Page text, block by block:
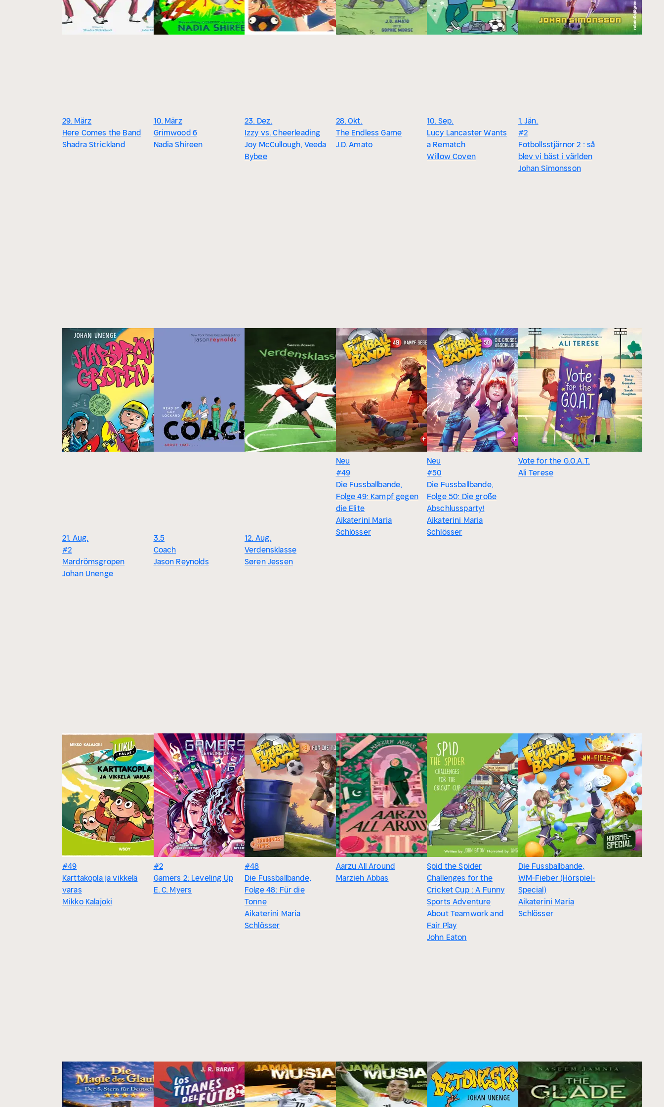
29. März
Here Comes the Band
Shadra Strickland
10. März
Grimwood 6
Nadia Shireen
23. Dez.
Izzy vs. Cheerleading
Joy McCullough, Veeda
Bybee
28. Okt.
The Endless Game
J.D. Amato
10. Sep.
Lucy Lancaster Wants
a Rematch
Willow Coven
1. Jän.
#2
Fotbollsstjärnor 2 : så
blev vi bäst i världen
Johan Simonsson
21. Aug.
#2
Mardrömsgropen
Johan Unenge
3.5
Coach
Jason Reynolds
12. Aug.
Verdensklasse
Søren Jessen
Neu
#49
Die Fussballbande,
Folge 49: Kampf gegen
die Elite
Aikaterini Maria
Schlösser
Neu
#50
Die Fussballbande,
Folge 50: Die große
Abschlussparty!
Aikaterini Maria
Schlösser
Vote for the G.O.A.T.
Ali Terese
#49
Karttakopla ja vikkelä
varas
Mikko Kalajoki
#2
Gamers 2: Leveling Up
E. C. Myers
#48
Die Fussballbande,
Folge 48: Für die
Tonne
Aikaterini Maria
Schlösser
Aarzu All Around
Marzieh Abbas
Spid the Spider
Challenges for the
Cricket Cup : A Funny
Sports Adventure
About Teamwork and
Fair Play
John Eaton
Die Fussballbande,
WM-Fieber (Hörspiel-
Special)
Aikaterini Maria
Schlösser